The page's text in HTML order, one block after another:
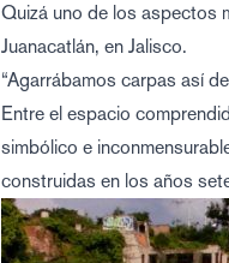
Quizá uno de los aspectos
Juanacatlán, en Jalisco.
“Agarrábamos carpas así
Entre el espacio
simbólico e
construidas en los años